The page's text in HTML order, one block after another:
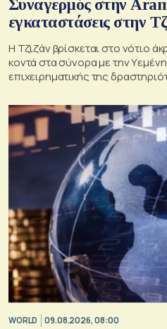
Συναγερμός στην
εγκαταστάσεις
Η Τζιζάν βρίσκεται στο νότιο
κοντά στα σύνορα με την
επιχειρηματικής της
WORLD 09.08.2026, 08:00